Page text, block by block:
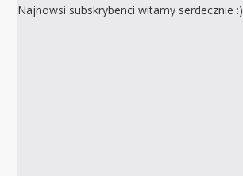
Najnowsi subskrybenci witamy serdecznie :)